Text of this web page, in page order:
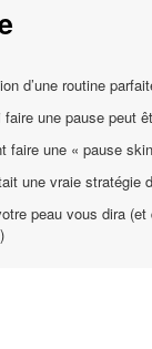
d’une routine
faire une pause peut
faire une « pause
une vraie stratégie
peau vous dira